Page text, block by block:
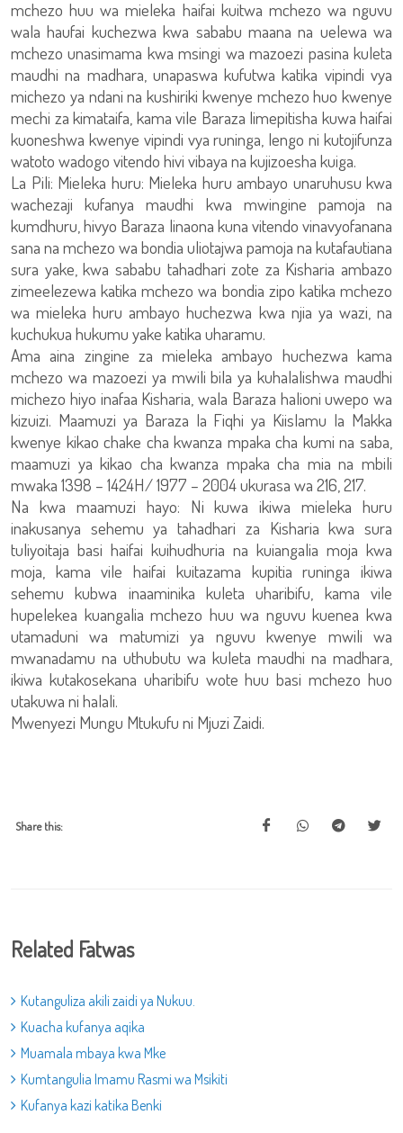
mchezo huu wa mieleka haifai kuitwa mchezo wa nguvu
wala haufai kuchezwa kwa sababu maana na uelewa wa
mchezo unasimama kwa msingi wa mazoezi pasina kuleta
maudhi na madhara, unapaswa kufutwa katika vipindi vya
michezo ya ndani na kushiriki kwenye mchezo huo kwenye
mechi za kimataifa, kama vile Baraza limepitisha kuwa haifai
kuoneshwa kwenye vipindi vya runinga, lengo ni kutojifunza
watoto wadogo vitendo hivi vibaya na kujizoesha kuiga.
La Pili: Mieleka huru: Mieleka huru ambayo unaruhusu kwa
wachezaji kufanya maudhi kwa mwingine pamoja na
kumdhuru, hivyo Baraza linaona kuna vitendo vinavyofanana
sana na mchezo wa bondia uliotajwa pamoja na kutafautiana
sura yake, kwa sababu tahadhari zote za Kisharia ambazo
zimeelezewa katika mchezo wa bondia zipo katika mchezo
wa mieleka huru ambayo huchezwa kwa njia ya wazi, na
kuchukua hukumu yake katika uharamu.
Ama aina zingine za mieleka ambayo huchezwa kama
mchezo wa mazoezi ya mwili bila ya kuhalalishwa maudhi
michezo hiyo inafaa Kisharia, wala Baraza halioni uwepo wa
kizuizi. Maamuzi ya Baraza la Fiqhi ya Kiislamu la Makka
kwenye kikao chake cha kwanza mpaka cha kumi na saba,
maamuzi ya kikao cha kwanza mpaka cha mia na mbili
mwaka 1398 – 1424H/ 1977 – 2004 ukurasa wa 216, 217.
Na kwa maamuzi hayo: Ni kuwa ikiwa mieleka huru
inakusanya sehemu ya tahadhari za Kisharia kwa sura
tuliyoitaja basi haifai kuihudhuria na kuiangalia moja kwa
moja, kama vile haifai kuitazama kupitia runinga ikiwa
sehemu kubwa inaaminika kuleta uharibifu, kama vile
hupelekea kuangalia mchezo huu wa nguvu kuenea kwa
utamaduni wa matumizi ya nguvu kwenye mwili wa
mwanadamu na uthubutu wa kuleta maudhi na madhara,
ikiwa kutakosekana uharibifu wote huu basi mchezo huo
utakuwa ni halali.
Mwenyezi Mungu Mtukufu ni Mjuzi Zaidi.
Share this:
Related Fatwas
Kutanguliza akili zaidi ya Nukuu.
Kuacha kufanya aqika
Muamala mbaya kwa Mke
Kumtangulia Imamu Rasmi wa Msikiti
Kufanya kazi katika Benki